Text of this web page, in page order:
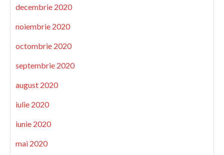
decembrie 2020
noiembrie 2020
octombrie 2020
septembrie 2020
august 2020
iulie 2020
iunie 2020
mai 2020